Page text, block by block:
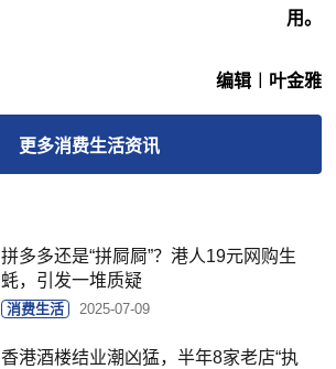
用。
编辑︱叶金雅
更多消费生活资讯
拼多多还是“拼屙屙”？港人19元网购生
蚝，引发一堆质疑
消费生活 2025-07-09
香港酒楼结业潮凶猛，半年8家老店“执